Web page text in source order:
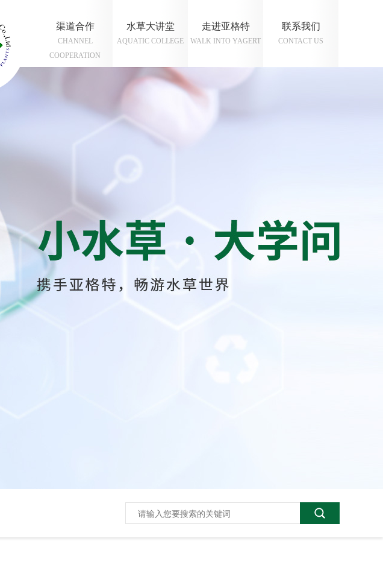
渠道合作
CHANNEL
COOPERATION
水草大讲堂
AQUATIC COLLEGE
走进亚格特
WALK INTO YAGERT
联系我们
CONTACT US